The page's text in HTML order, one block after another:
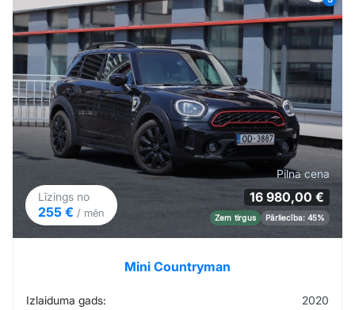
Līzings no
255 € / mēn
Pilna cena
16 980,00 €
Zem tirgus Pārliecība: 45%
Mini Countryman
Izlaiduma gads:
2020